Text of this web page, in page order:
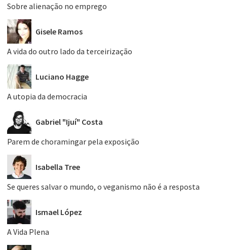
Sobre alienação no emprego
Gisele Ramos
A vida do outro lado da terceirização
Luciano Hagge
A utopia da democracia
Gabriel "Ijuí" Costa
Parem de choramingar pela exposição
Isabella Tree
Se queres salvar o mundo, o veganismo não é a resposta
Ismael López
A Vida Plena